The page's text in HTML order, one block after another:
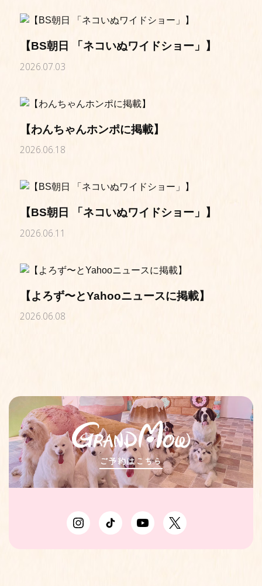
【BS朝日 「ネコいぬワイドショー」】
2026.07.03
【わんちゃんホンポに掲載】
2026.06.18
【BS朝日 「ネコいぬワイドショー」】
2026.06.11
【よろず〜とYahooニュースに掲載】
2026.06.08
ご予約はこちら